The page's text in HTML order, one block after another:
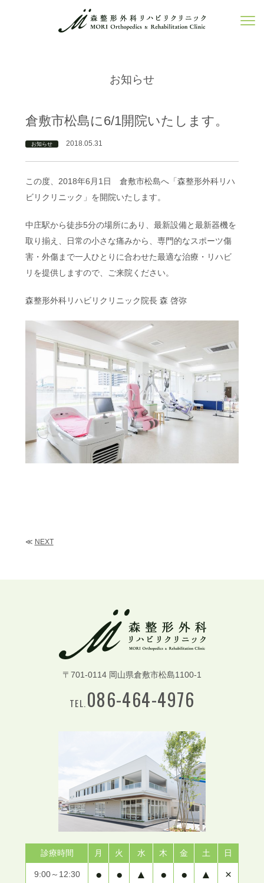
お知らせ
倉敷市松島に6/1開院いたします。
お知らせ 2018.05.31
この度、2018年6月1日 倉敷市松島へ「森整形外科リハ
ビリクリニック」を開院いたします。
中庄駅から徒歩5分の場所にあり、最新設備と最新器機を
取り揃え、日常の小さな痛みから、専門的なスポーツ傷
害・外傷まで一人ひとりに合わせた最適な治療・リハビ
リを提供しますので、ご来院ください。
森整形外科リハビリクリニック院長 森 啓弥
≪ NEXT
〒701-0114 岡山県倉敷市松島1100-1
TEL. 086-464-4976
診療時間 月 火 水 木 金 土 日
9:00～12:30 ● ● ▲ ● ● ▲ ×